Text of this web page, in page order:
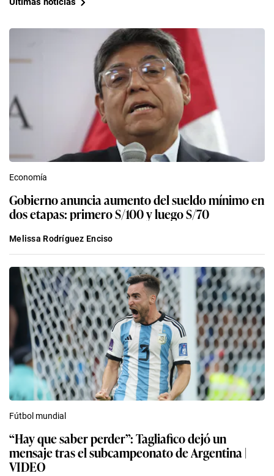
Economía
Gobierno anuncia aumento del sueldo mínimo en
dos etapas: primero S/100 y luego S/70
Melissa Rodríguez Enciso
Fútbol mundial
“Hay que saber perder”: Tagliafico dejó un
mensaje tras el subcampeonato de Argentina |
VIDEO